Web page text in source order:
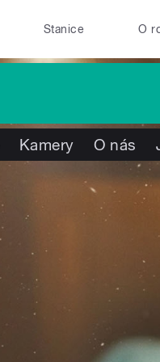
Stanice O
Kamery O nás